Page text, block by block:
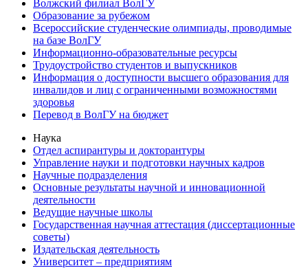
Волжский филиал ВолГУ
Образование за рубежом
Всероссийские студенческие олимпиады, проводимые
на базе ВолГУ
Информационно-образовательные ресурсы
Трудоустройство студентов и выпускников
Информация о доступности высшего образования для
инвалидов и лиц с ограниченными возможностями
здоровья
Перевод в ВолГУ на бюджет
Наука
Отдел аспирантуры и докторантуры
Управление науки и подготовки научных кадров
Научные подразделения
Основные результаты научной и инновационной
деятельности
Ведущие научные школы
Государственная научная аттестация (диссертационные
советы)
Издательская деятельность
Университет – предприятиям